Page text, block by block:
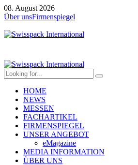
08. August 2026
Über unsFirmenspiegel
HOME
NEWS
MESSEN
FACHARTIKEL
FIRMENSPIEGEL
UNSER ANGEBOT
eMagazine
MEDIA INFORMATION
ÜBER UNS